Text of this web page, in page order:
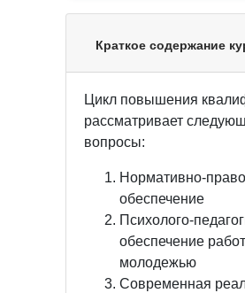
Краткое содержание
Цикл повышения
рассматривает
вопросы:
Нормативно-
обеспечение
Психолого-
обеспечение
молодежью
Современная